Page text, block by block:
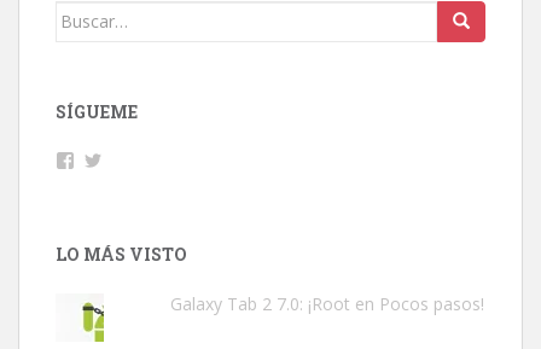
Buscar:
SÍGUEME
Facebook
LO MÁS VISTO
Galaxy Tab 2 7.0: ¡Root en Pocos pasos!